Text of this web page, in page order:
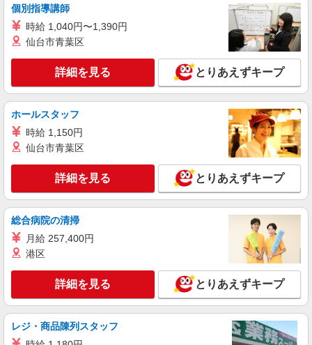
時給1500円〜1600円（経験・能力による） ※
残業代支給 ★交通費別途支給（規定あり） ゜
+゜・。○。・゜+゜・。○。・゜+゜ 入社祝い金10
ィブ支給(規定有) ★月2回払い・週払い可能（規程
有）★ ゜・。○。・゜+゜・。○。・゜+゜
岐阜県岐阜市のsoftbankショップ
キープ 詳細を見る
株式会社シエロ
時給1500円〜1900円（経験・能力による） ※
残業代支給 ★交通費別途支給（規定あり） ゜
+゜・。○。・゜+゜・。○。・゜+゜ 入社祝い金10
万円支給(規定有) お友達を紹介頂くと, インセンテ
ィブ支給(規定有) ★月2回払い・週払い可能（規程
有）★ ゜・。○。・゜+゜・。○。・゜+゜
岐阜県岐阜市のauショップ
キープ 詳細を見る
紹介予定派遣
株式会社シエロ
携帯販売スタッフ【au】
月給273200円 ※残業手当別途支給 ※研修期間
6か月・時給1550円〜 ※残業代支給 ★交通費別途
支給（規定あり） ゜+゜・。○。・゜+゜・。
○。・゜+゜ 入社祝い金10万円支給(規定有) お友達
を紹介頂くと, インセンティブ支給(規定有) ゜・。
岐阜県岐阜市の家電量販店
個別指導講師
時給 1,040円〜1,390円
仙台市青葉区
詳細を見る とりあえずキープ
ホールスタッフ
時給 1,150円
仙台市青葉区
詳細を見る とりあえずキープ
総合病院の清掃
月給 257,400円
港区
詳細を見る とりあえずキープ
レジ・商品陳列スタッフ